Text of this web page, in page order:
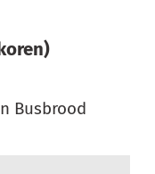
Busbrood